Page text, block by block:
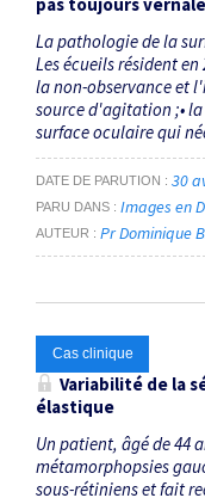
La pathologie de la
Les écueils résident
la non-observance et
source d'agitation ;•
surface oculaire qui
DATE DE PARUTION 30
PARU DANS Images en
AUTEUR Pr Dominique
Cas clinique
Variabilité de la
élastique
Un patient, âgé de 44
métamorphopsies
sous-rétiniens et fait